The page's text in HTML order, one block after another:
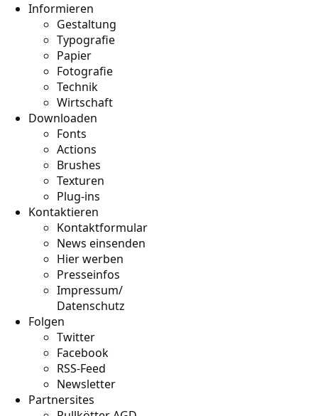
Informieren
Gestaltung
Typografie
Papier
Fotografie
Technik
Wirtschaft
Downloaden
Fonts
Actions
Brushes
Texturen
Plug-ins
Kontaktieren
Kontaktformular
News einsenden
Hier werben
Presseinfos
Impressum/
Datenschutz
Folgen
Twitter
Facebook
RSS-Feed
Newsletter
Partnersites